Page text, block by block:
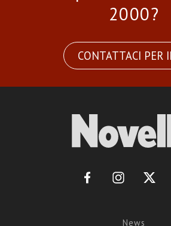
2000?
CONTATTACI PER
News